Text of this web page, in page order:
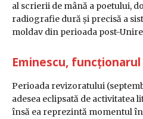
al scrierii de mână a poetului,
radiografie dură și precisă a
moldav din perioada post-
Eminescu,
Perioada revizoratului
adesea eclipsată de activitatea
însă ea reprezintă momentul